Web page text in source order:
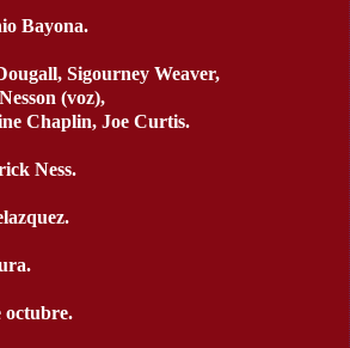
Bayona.
Sigourney Weaver,
(voz),
Chaplin, Joe Curtis.
Ness.
octubre.